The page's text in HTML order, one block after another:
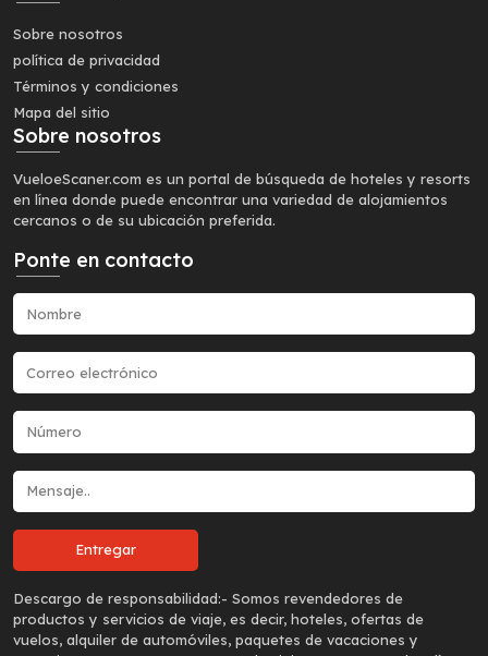
Sobre nosotros
política de privacidad
Términos y condiciones
Mapa del sitio
Sobre nosotros
VueloeScaner.com es un portal de búsqueda de hoteles y resorts
en línea donde puede encontrar una variedad de alojamientos
cercanos o de su ubicación preferida.
Ponte en contacto
Descargo de responsabilidad:- Somos revendedores de
productos y servicios de viaje, es decir, hoteles, ofertas de
vuelos, alquiler de automóviles, paquetes de vacaciones y